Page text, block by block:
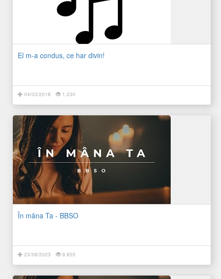
El m-a condus, ce har divin!
04/03/2018 1.230
În mâna Ta - BBSO
23/08/2023 9.855